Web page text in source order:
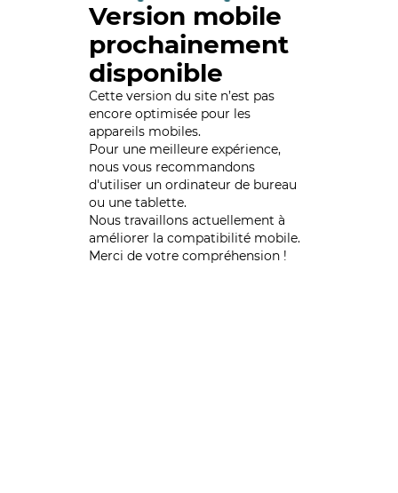
Version mobile
prochainement
disponible
Cette version du site n’est pas
encore optimisée pour les
appareils mobiles.
Pour une meilleure expérience,
nous vous recommandons
d'utiliser un ordinateur de bureau
ou une tablette.
Nous travaillons actuellement à
améliorer la compatibilité mobile.
Merci de votre compréhension !